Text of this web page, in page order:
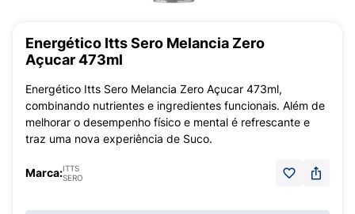
Energético Itts Sero Melancia Zero
Açucar 473ml
Energético Itts Sero Melancia Zero Açucar 473ml,
combinando nutrientes e ingredientes funcionais. Além de
melhorar o desempenho físico e mental é refrescante e
traz uma nova experiência de Suco.
Marca:ITTS
SERO